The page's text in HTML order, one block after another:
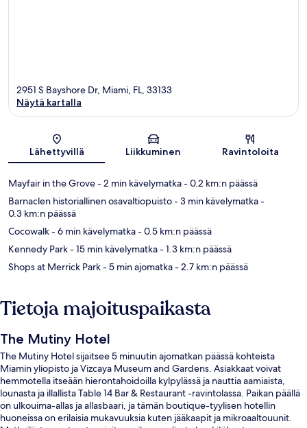
Kartta
2951 S Bayshore Dr, Miami, FL, 33133
Näytä kartalla
Lähettyvillä Liikkuminen Ravintoloita
Mayfair in the Grove- 2 min kävelymatka- 0.2 km:n päässä
Barnaclen historiallinen osavaltiopuisto- 3 min kävelymatka-
0.3 km:n päässä
Cocowalk- 6 min kävelymatka- 0.5 km:n päässä
Kennedy Park- 15 min kävelymatka- 1.3 km:n päässä
Shops at Merrick Park- 5 min ajomatka- 2.7 km:n päässä
Tietoja majoituspaikasta
The Mutiny Hotel
The Mutiny Hotel sijaitsee 5 minuutin ajomatkan päässä kohteista
Miamin yliopisto ja Vizcaya Museum and Gardens. Asiakkaat voivat
hemmotella itseään hierontahoidoilla kylpylässä ja nauttia aamiaista,
lounasta ja illallista Table 14 Bar & Restaurant -ravintolassa. Paikan päällä
on ulkouima-allas ja allasbaari, ja tämän boutique-tyylisen hotellin
huoneissa on erilaisia mukavuuksia kuten jääkaapit ja mikroaaltouunit.